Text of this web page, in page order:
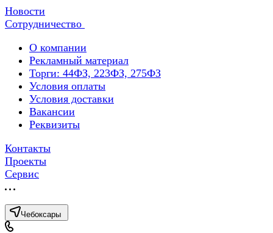
Новости
Сотрудничество
О компании
Рекламный материал
Торги: 44ФЗ, 223ФЗ, 275ФЗ
Условия оплаты
Условия доставки
Вакансии
Реквизиты
Контакты
Проекты
Сервис
Чебоксары